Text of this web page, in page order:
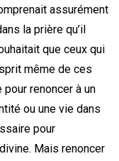
assurément
la prière qu’il
que ceux qui
même de ces
renoncer à un
ou une vie dans
pour
Mais renoncer